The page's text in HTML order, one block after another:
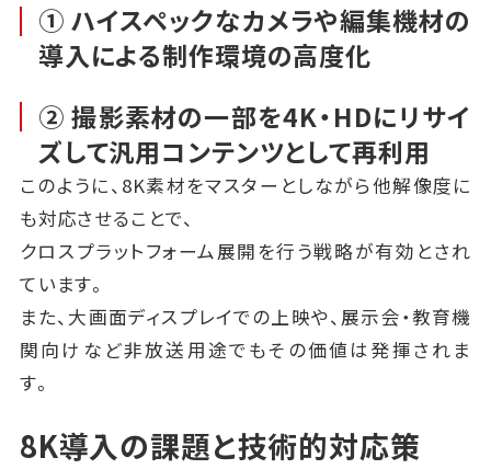
① ハイスペックなカメラや編集機材の
導入による制作環境の高度化
② 撮影素材の一部を4K・HDにリサイ
ズして汎用コンテンツとして再利用
このように、8K素材をマスターとしながら他解像度に
も対応させることで、
クロスプラットフォーム展開を行う戦略が有効とされ
ています。
また、大画面ディスプレイでの上映や、展示会・教育機
関向けなど非放送用途でもその価値は発揮されま
す。
8K導入の課題と技術的対応策